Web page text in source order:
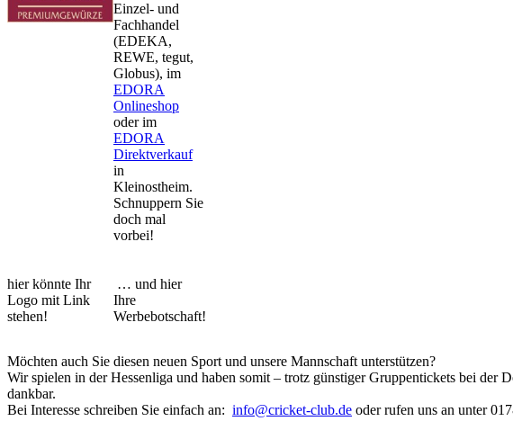
Einzel- und
Fachhandel
(EDEKA,
REWE, tegut,
Globus), im
EDORA
Onlineshop
oder im
EDORA
Direktverkauf
in
Kleinostheim.
Schnuppern Sie
doch mal
vorbei!
hier könnte Ihr
Logo mit Link
stehen!
… und hier
Ihre
Werbebotschaft!
Möchten auch Sie diesen neuen Sport und unsere Mannschaft unterstützen?
Wir spielen in der Hessenliga und haben somit – trotz günstiger Gruppentickets bei
dankbar.
Bei Interesse schreiben Sie einfach an: info@cricket-club.de oder rufen uns an unter